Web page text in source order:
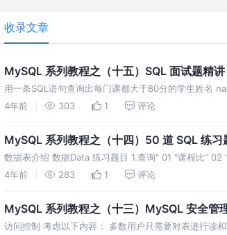
收录文章
MySQL 系列教程之（十五）SQL 面试题精讲
用一条SQL语句查询出每门课都大于80分的学生姓名
五 语文 81 王五 数学 100
4年前 303 1 评论
MySQL 系列教程之（十四）50 道 SQL 练习
数据表介绍 数据Data 练习题目 1.查询" 01 "课程比"
况 3.查询存在" 01 "课程但可能
4年前 283 1 评论
MySQL 系列教程之（十三）MySQL 安全管
访问控制 考虑以下内容： 多数用户只需要对表进行读